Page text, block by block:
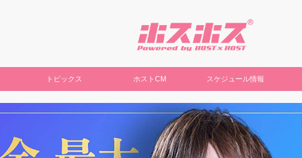
トピックス ホストCM スケジュール情報